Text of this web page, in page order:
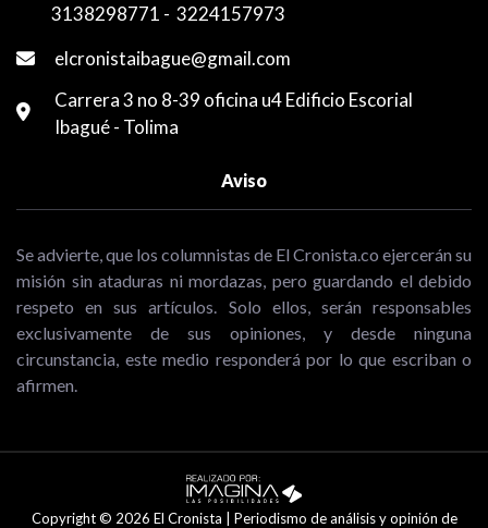
3138298771 - 3224157973
elcronistaibague@gmail.com
Carrera 3 no 8-39 oficina u4 Edificio Escorial
Ibagué - Tolima
Aviso
Se advierte, que los columnistas de El Cronista.co ejercerán su
misión sin ataduras ni mordazas, pero guardando el debido
respeto en sus artículos. Solo ellos, serán responsables
exclusivamente de sus opiniones, y desde ninguna
circunstancia, este medio responderá por lo que escriban o
afirmen.
Copyright © 2026 El Cronista | Periodismo de análisis y opinión de